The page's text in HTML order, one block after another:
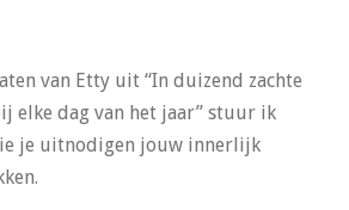
van Etty uit “In duizend zachte
elke dag van het jaar” stuur ik
je uitnodigen jouw innerlijk